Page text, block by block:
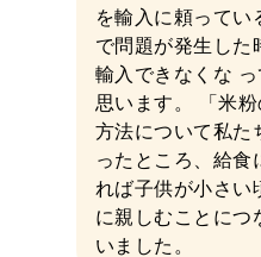
を輸入に頼ってい
で問題が発生した
輸入できなくな っ
思います。 「米
方法について私た
ったところ、給食
れば子供が小さい
に親しむことにつ
いました。